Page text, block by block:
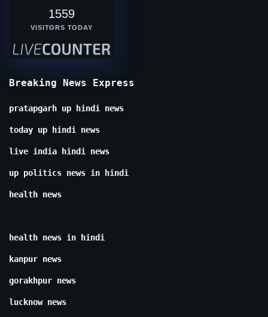
1559
VISITORS TODAY
Breaking News Express
pratapgarh up hindi news
today up hindi news
live india hindi news
up politics news in hindi
health news
health news in hindi
kanpur news
gorakhpur news
lucknow news